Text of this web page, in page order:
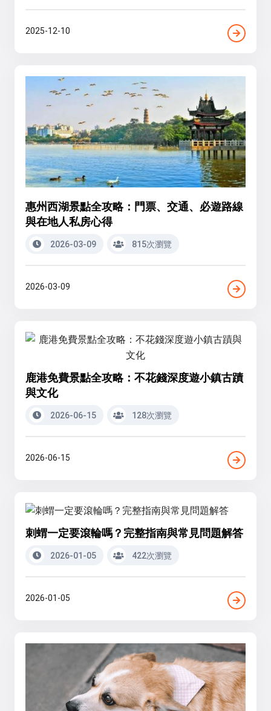
2025-12-10
惠州西湖景點全攻略：門票、交通、必遊路線
與在地人私房心得
2026-03-09 815次瀏覽
2026-03-09
鹿港免費景點全攻略：不花錢深度遊小鎮古蹟
與文化
2026-06-15 128次瀏覽
2026-06-15
刺蝟一定要滾輪嗎？完整指南與常見問題解答
2026-01-05 422次瀏覽
2026-01-05